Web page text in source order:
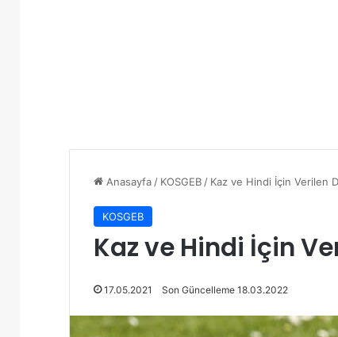
Anasayfa / KOSGEB / Kaz ve Hindi İçin Verilen
KOSGEB
Kaz ve Hindi İçin
17.05.2021 Son Güncelleme 18.03.2022